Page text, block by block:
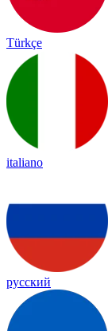
Türkçe
italiano
русский